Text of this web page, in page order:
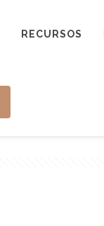
RECURSOS